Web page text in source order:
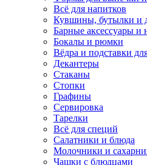
Всё для напитков
Кувшины, бутылки и
Барные аксессуары и
Бокалы и рюмки
Вёдра и подставки
Декантеры
Стаканы
Стопки
Графины
Сервировка
Тарелки
Всё для специй
Салатники и блюда
Молочники и
Чашки с блюдцами